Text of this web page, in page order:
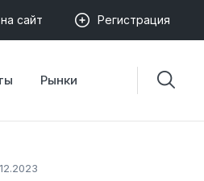
сайт Регистрация
Рынки